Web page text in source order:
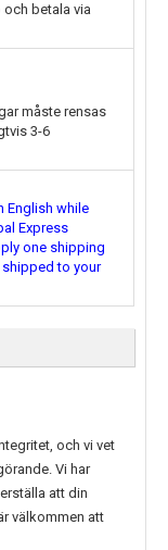
betala via
måste rensas
3-6
English while
Express
one shipping
to your
och vi vet
Vi har
att din
välkommen att